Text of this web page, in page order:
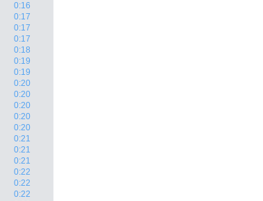
0:16
0:17
0:17
0:17
0:18
0:19
0:19
0:20
0:20
0:20
0:20
0:20
0:21
0:21
0:21
0:22
0:22
0:22